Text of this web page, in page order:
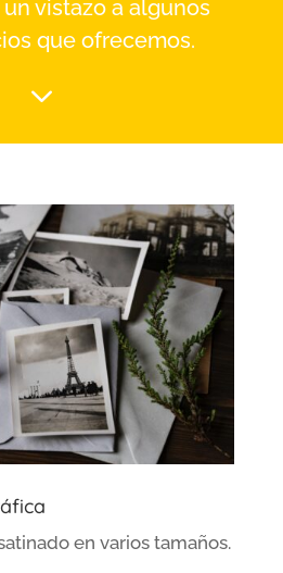
vistazo a algunos
que ofrecemos.
3
en varios tamaños.